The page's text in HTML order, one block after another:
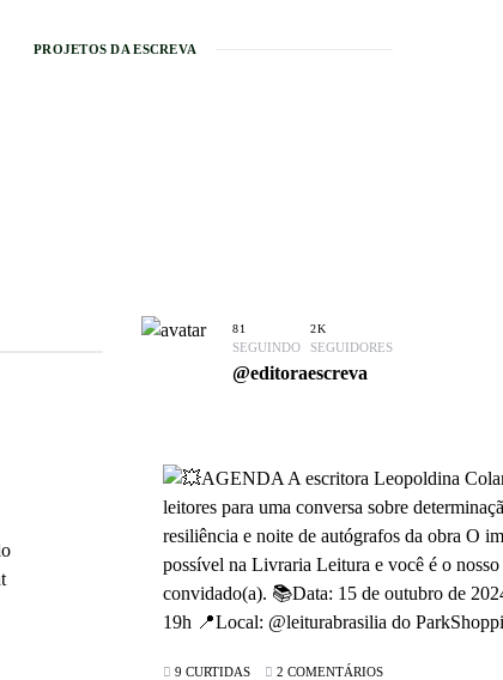
PROJETOS DA ESCREVA
81
SEGUINDO
2K
SEGUIDORES
@editoraescreva
9 CURTIDAS 2 COMENTÁRIOS